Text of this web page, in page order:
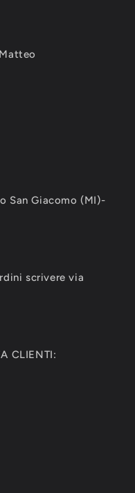
San Giacomo (MI)-
scrivere via
CLIENTI: